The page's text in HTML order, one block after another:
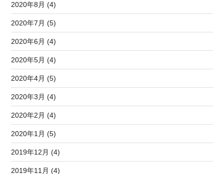
2020年8月 (4)
2020年7月 (5)
2020年6月 (4)
2020年5月 (4)
2020年4月 (5)
2020年3月 (4)
2020年2月 (4)
2020年1月 (5)
2019年12月 (4)
2019年11月 (4)